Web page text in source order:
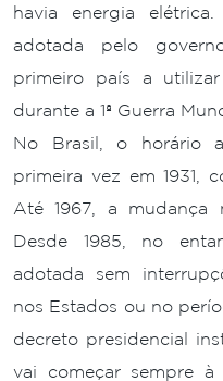
havia energia
adotada pelo
primeiro país a
durante a 1ª Guerra
No Brasil, o horário
primeira vez em 1931,
Até 1967, a mudança
Desde 1985, no
adotada sem
nos Estados ou no
decreto presidencial
vai começar sempre